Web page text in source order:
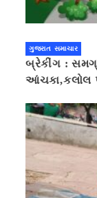
ગુજરાત સમાચાર
બ્રેકીંગ :
આંચકા,કલોલ